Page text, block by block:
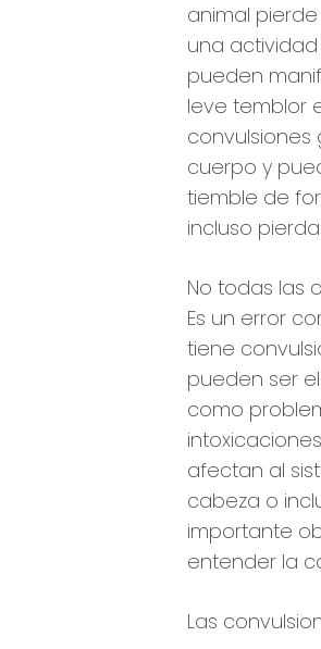
animal
una
pueden
leve temblor
cuerpo y
tiemble de
incluso
No todas las
Es un error
tiene
pueden ser
como
afectan al
cabeza o
importante
entender la
Las